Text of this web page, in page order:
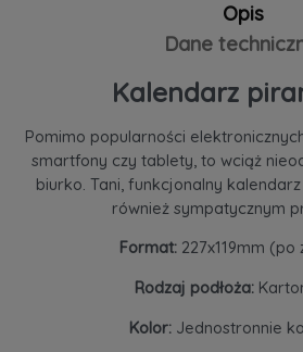
Opis
Dane
Kalendarz
Pomimo popularności
smartfony czy tablety, to wciąż
biurko. Tani, funkcjonalny
również sympatycznym
Format: 227x119mm (po
Rodzaj podłoża:
Kolor: Jednostronnie